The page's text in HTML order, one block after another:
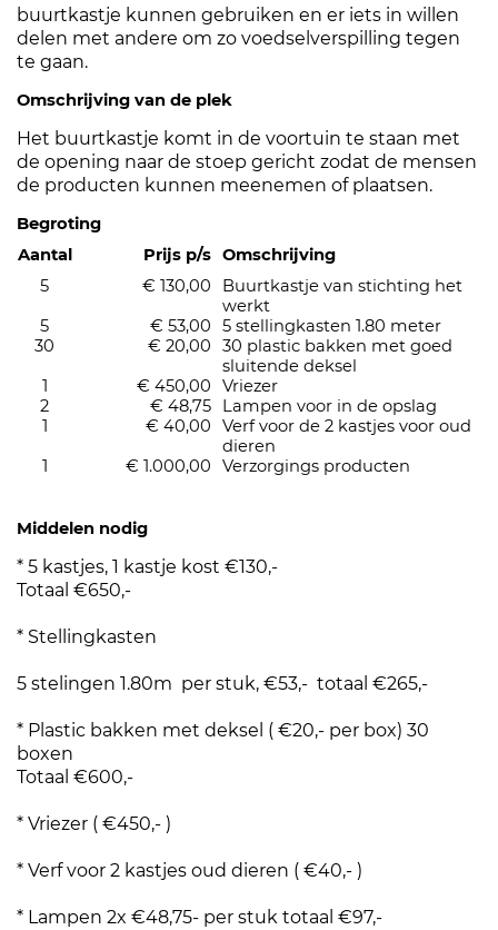
buurtkastje kunnen gebruiken en er iets in willen
delen met andere om zo voedselverspilling tegen
te gaan.
Omschrijving van de plek
Het buurtkastje komt in de voortuin te staan met
de opening naar de stoep gericht zodat de mensen
de producten kunnen meenemen of plaatsen.
Begroting
Aantal
Prijs p/s Omschrijving
5
€ 130,00
Buurtkastje van stichting het
werkt
5
€ 53,00
5 stellingkasten 1.80 meter
30
€ 20,00
30 plastic bakken met goed
sluitende deksel
1
€ 450,00
Vriezer
2
€ 48,75
Lampen voor in de opslag
1
€ 40,00
Verf voor de 2 kastjes voor oud
dieren
1
€ 1.000,00 Verzorgings producten
Middelen nodig
* 5 kastjes, 1 kastje kost €130,-
Totaal €650,-
* Stellingkasten
5 stelingen 1.80m per stuk, €53,- totaal €265,-
* Plastic bakken met deksel ( €20,- per box) 30
boxen
Totaal €600,-
* Vriezer ( €450,- )
* Verf voor 2 kastjes oud dieren ( €40,- )
* Lampen 2x €48,75- per stuk totaal €97,-